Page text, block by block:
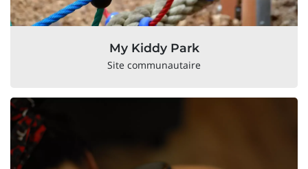
My Kiddy Park
Site communautaire